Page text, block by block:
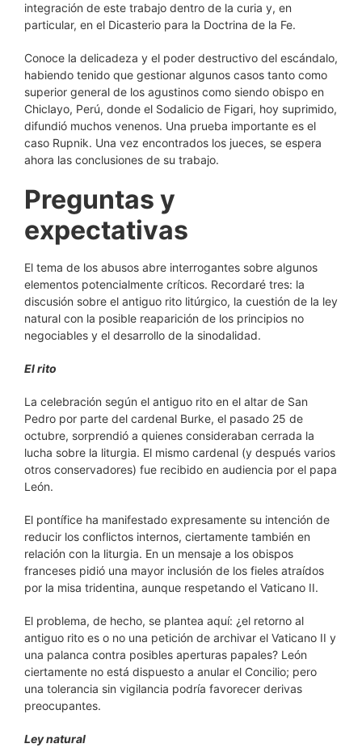
integración de este trabajo dentro de la curia y, en
particular, en el Dicasterio para la Doctrina de la Fe.
Conoce la delicadeza y el poder destructivo del escándalo,
habiendo tenido que gestionar algunos casos tanto como
superior general de los agustinos como siendo obispo en
Chiclayo, Perú, donde el Sodalicio de Figari, hoy suprimido,
difundió muchos venenos. Una prueba importante es el
caso Rupnik. Una vez encontrados los jueces, se espera
ahora las conclusiones de su trabajo.
Preguntas y
expectativas
El tema de los abusos abre interrogantes sobre algunos
elementos potencialmente críticos. Recordaré tres: la
discusión sobre el antiguo rito litúrgico, la cuestión de la ley
natural con la posible reaparición de los principios no
negociables y el desarrollo de la sinodalidad.
El rito
La celebración según el antiguo rito en el altar de San
Pedro por parte del cardenal Burke, el pasado 25 de
octubre, sorprendió a quienes consideraban cerrada la
lucha sobre la liturgia. El mismo cardenal (y después varios
otros conservadores) fue recibido en audiencia por el papa
León.
El pontífice ha manifestado expresamente su intención de
reducir los conflictos internos, ciertamente también en
relación con la liturgia. En un mensaje a los obispos
franceses pidió una mayor inclusión de los fieles atraídos
por la misa tridentina, aunque respetando el Vaticano II.
El problema, de hecho, se plantea aquí: ¿el retorno al
antiguo rito es o no una petición de archivar el Vaticano II y
una palanca contra posibles aperturas papales? León
ciertamente no está dispuesto a anular el Concilio; pero
una tolerancia sin vigilancia podría favorecer derivas
preocupantes.
Ley natural